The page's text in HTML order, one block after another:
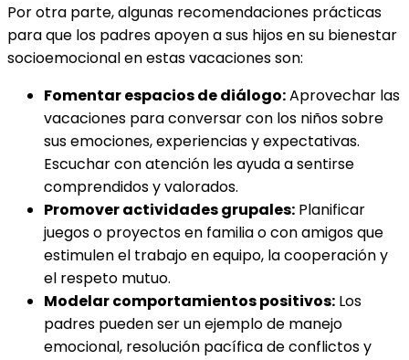
Por otra parte, algunas recomendaciones prácticas
para que los padres apoyen a sus hijos en su bienestar
socioemocional en estas vacaciones son:
Fomentar espacios de diálogo:Aprovechar las
vacaciones para conversar con los niños sobre
sus emociones, experiencias y expectativas.
Escuchar con atención les ayuda a sentirse
comprendidos y valorados.
Promover actividades grupales: Planificar
juegos o proyectos en familia o con amigos que
estimulen el trabajo en equipo, la cooperación y
el respeto mutuo.
Modelar comportamientos positivos: Los
padres pueden ser un ejemplo de manejo
emocional, resolución pacífica de conflictos y